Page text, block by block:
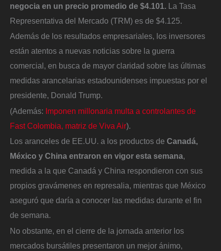
negocia en un precio promedio de $4.101.
La Tasa
Representativa del Mercado (TRM) es de $4.125.
Además de los resultados empresariales, los inversores
están atentos a nuevas noticias sobre la guerra
comercial, en busca de mayor claridad sobre las últimas
medidas arancelarias estadounidenses impuestas por el
presidente, Donald Trump.
(Además: Imponen millonaria multa a controlantes de
Fast Colombia, matriz de Viva Air).
Los aranceles de EE.UU. a los productos de Canadá,
México y China entraron en vigor esta semana,
medida a la que Canadá y China respondieron con sus
propios gravámenes en represalia, mientras que México
aseguró que daría a conocer las medidas durante el fin
de semana.
No obstante, en el cierre de la jornada anterior los
mercados bursátiles presentaron un mejor ánimo,